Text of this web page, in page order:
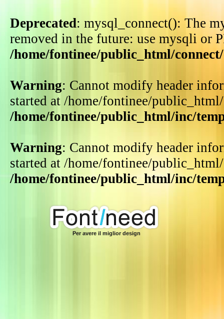
Deprecated: mysql_connect(): The
removed in the future: use mysqli or
/home/fontinee/public_html/
Warning: Cannot modify header
started at /home/fontinee/
/home/fontinee/public_html/inc/
Warning: Cannot modify header
started at /home/fontinee/
/home/fontinee/public_html/inc/
Per avere il miglior design